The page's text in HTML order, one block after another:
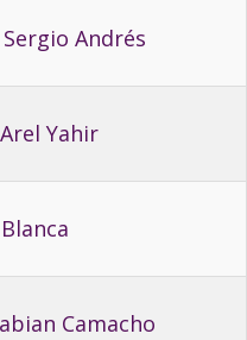
Andrés
Yahir
Camacho